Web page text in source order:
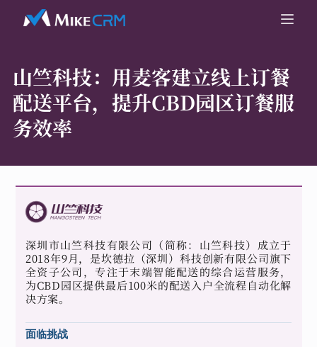
山竺科技： 用麦客建立线上订餐
配送平台，提升CBD园区订餐服
务效率
深圳市山竺科技有限公司（简称：山竺科技）成立于
2018年9月，是坎德拉（深圳）科技创新有限公司旗下
全资子公司，专注于末端智能配送的综合运营服务，
为CBD园区提供最后100米的配送入户全流程自动化解
决方案。
面临挑战